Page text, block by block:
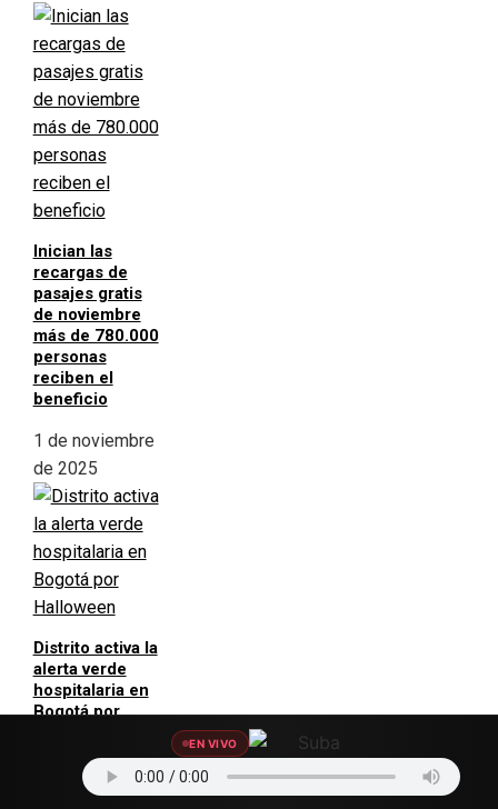
Inician las
recargas de
pasajes gratis
de noviembre
más de 780.000
personas
reciben el
beneficio
1 de noviembre
de 2025
Distrito activa la
alerta verde
hospitalaria en
Bogotá por
31 de octubre
de 2025
EN VIVO